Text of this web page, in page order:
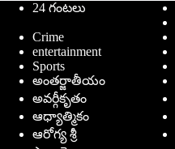
24 గంటలు
Crime
entertainment
Sports
అంతర్జాతీయం
అవర్గీకృతం
ఆధ్యాత్మికం
ఆరోగ్య శ్రీ